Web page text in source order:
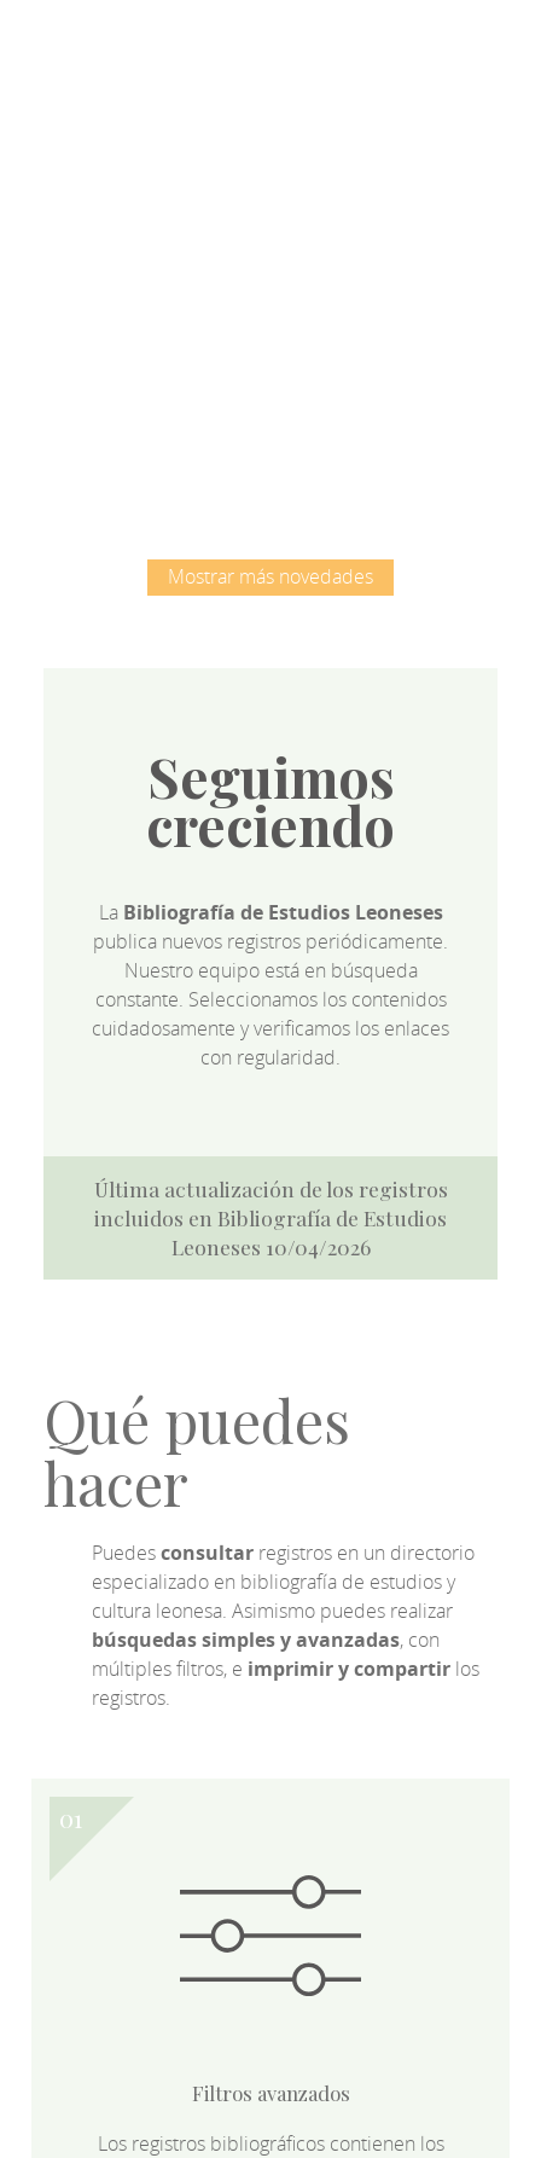
Mostrar más novedades
Seguimos
creciendo
La Bibliografía de Estudios Leoneses
publica nuevos registros periódicamente.
Nuestro equipo está en búsqueda
constante. Seleccionamos los contenidos
cuidadosamente y verificamos los enlaces
con regularidad.
Última actualización de los registros
incluidos en Bibliografía de Estudios
Leoneses 10/04/2026
Qué puedes
hacer
Puedesconsultar registros en un directorio
especializado en bibliografía de estudios y
cultura leonesa. Asimismo puedes realizar
búsquedas simples y avanzadas, con
múltiples filtros, e imprimir y compartir los
registros.
Filtros avanzados
Los registros bibliográficos contienen los